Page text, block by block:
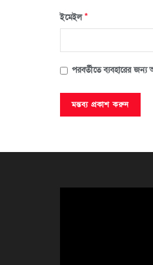
ইমেইল*
পরবর্তীতে ব্যবহারের